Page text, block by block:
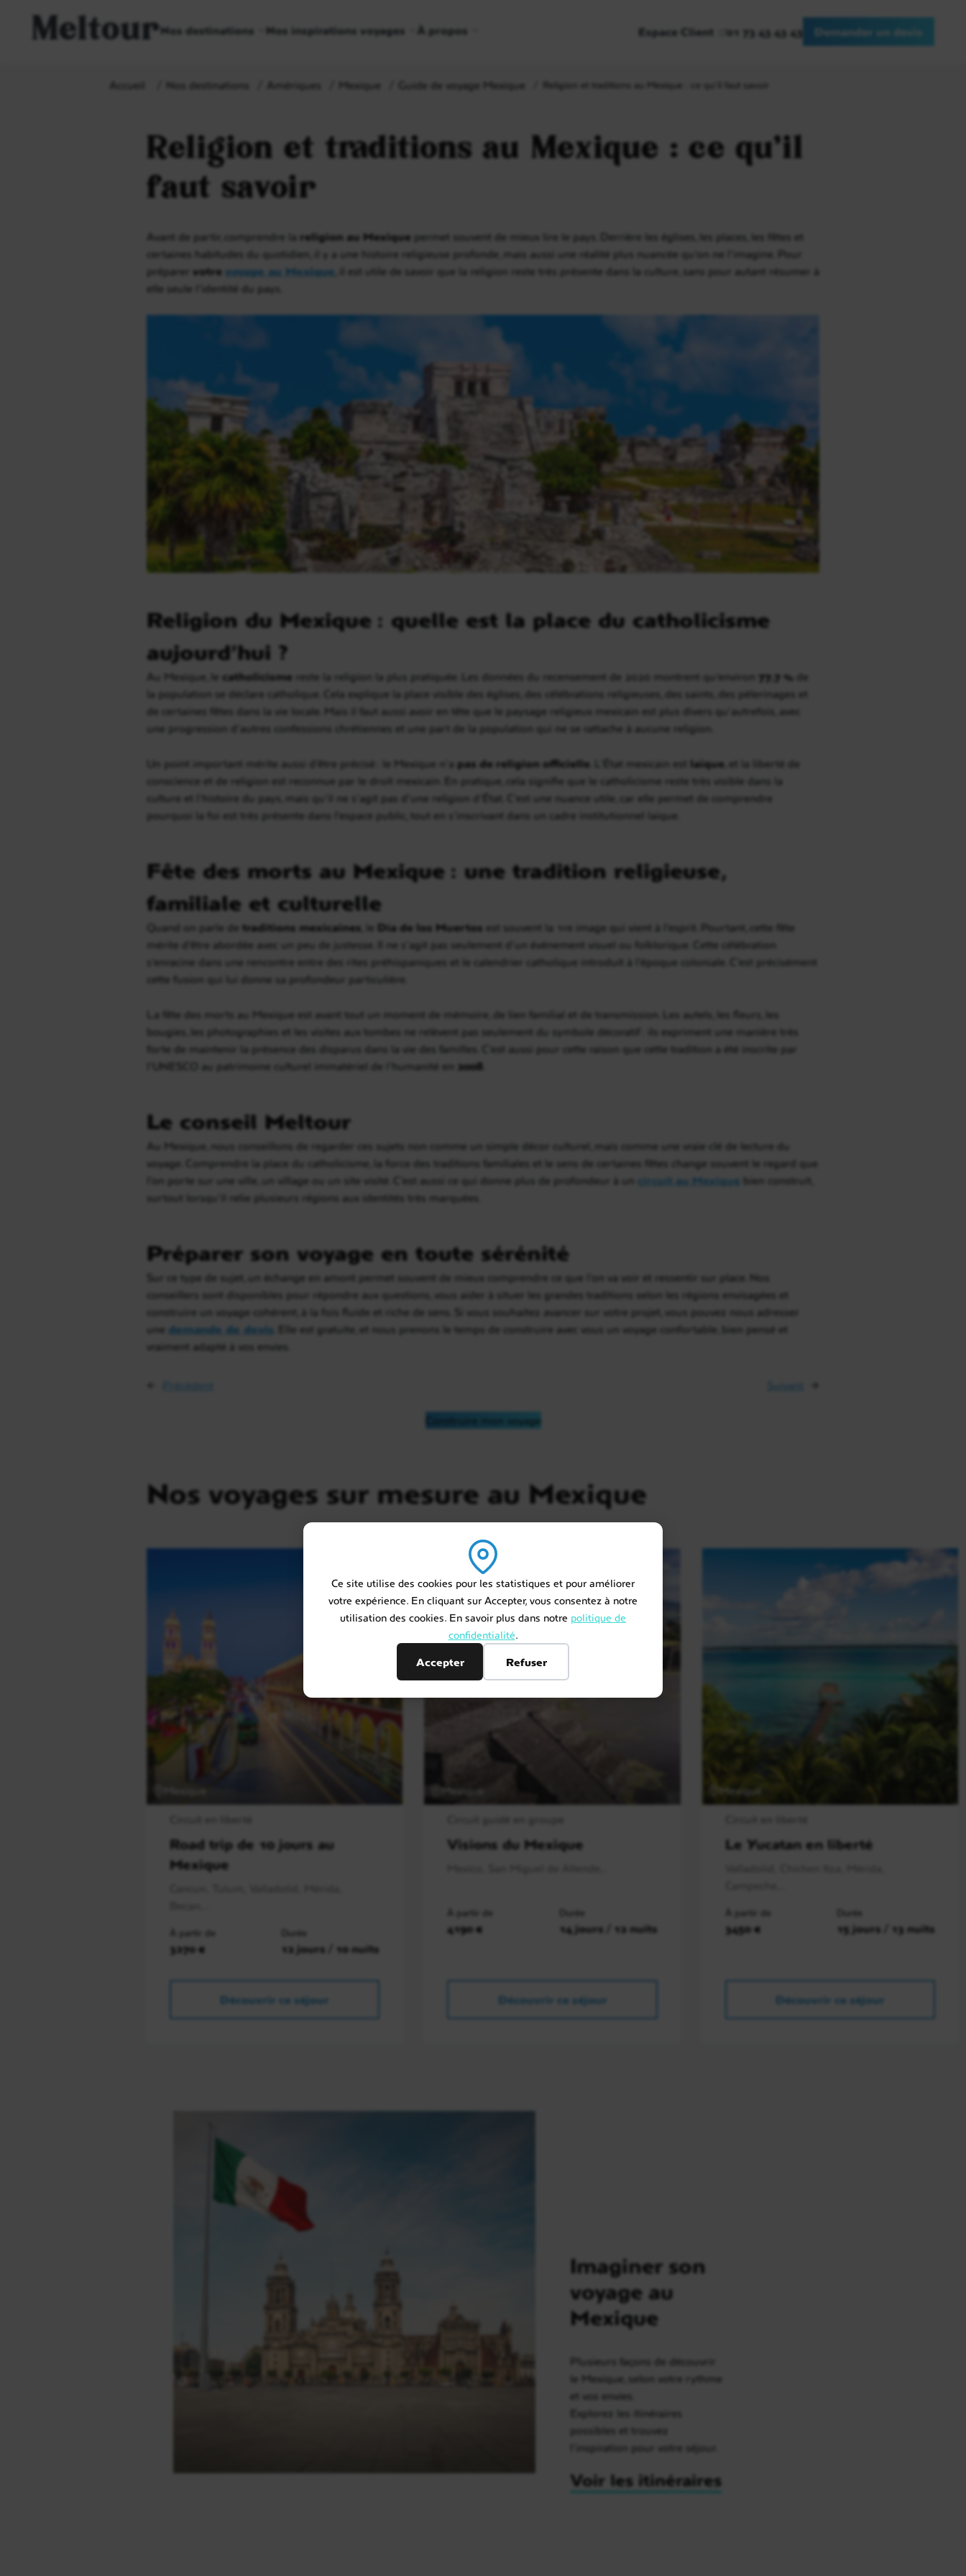
Ce site utilise des cookies pour les statistiques et pour améliorer
votre expérience. En cliquant sur Accepter, vous consentez à notre
utilisation des cookies. En savoir plus dans notre politique de
confidentialité.
Accepter
Refuser
MeltourNos destinations Nos inspirations voyages À propos Espace Client 01 73 43 43 43 Demander un devis
Accueil Nos destinations Amériques Mexique Guide de voyage Mexique Religion et traditions au Mexique : ce qu’il faut savoir
Religion et traditions au Mexique : ce qu’il
faut savoir
Avant de partir, comprendre la religion au Mexique permet souvent de mieux lire le pays. Derrière les églises, les places, les fêtes et
certaines habitudes du quotidien, il y a une histoire religieuse profonde, mais aussi une réalité plus nuancée qu’on ne l’imagine. Pour
préparer votre voyage au Mexique , il est utile de savoir que la religion reste très présente dans la culture, sans pour autant résumer à
elle seule l’identité du pays.
Religion du Mexique : quelle est la place du catholicisme
aujourd’hui ?
Au Mexique, le catholicisme reste la religion la plus pratiquée. Les données du recensement de 2020 montrent qu’environ 77,7 % de
la population se déclare catholique. Cela explique la place visible des églises, des célébrations religieuses, des saints, des pèlerinages et
de certaines fêtes dans la vie locale. Mais il faut aussi avoir en tête que le paysage religieux mexicain est plus divers qu’autrefois, avec
une progression d’autres confessions chrétiennes et une part de la population qui ne se rattache à aucune religion.
Un point important mérite aussi d’être précisé : le Mexique n’a pas de religion officielle . L’État mexicain est laïque , et la liberté de
conscience et de religion est reconnue par le droit mexicain. En pratique, cela signifie que le catholicisme reste très visible dans la
culture et l’histoire du pays, mais qu’il ne s’agit pas d’une religion d’État. C’est une nuance utile, car elle permet de comprendre
pourquoi la foi est très présente dans l’espace public, tout en s’inscrivant dans un cadre institutionnel laïque.
Fête des morts au Mexique : une tradition religieuse,
familiale et culturelle
Quand on parle de traditions mexicaines , le Día de los Muertos est souvent la 1re image qui vient à l’esprit. Pourtant, cette fête
mérite d’être abordée avec un peu de justesse. Il ne s’agit pas seulement d’un événement visuel ou folklorique. Cette célébration
s’enracine dans une rencontre entre des rites préhispaniques et le calendrier catholique introduit à l’époque coloniale. C’est précisément
cette fusion qui lui donne sa profondeur particulière.
La fête des morts au Mexique est avant tout un moment de mémoire, de lien familial et de transmission. Les autels, les fleurs, les
bougies, les photographies et les visites aux tombes ne relèvent pas seulement du symbole décoratif : ils expriment une manière très
forte de maintenir la présence des disparus dans la vie des familles. C’est aussi pour cette raison que cette tradition a été inscrite par
l’UNESCO au patrimoine culturel immatériel de l’humanité en
2008
Le conseil Meltour
Au Mexique, nous conseillons de regarder ces sujets non comme un simple décor culturel, mais comme une vraie clé de lecture du
voyage. Comprendre la place du catholicisme, la force des traditions familiales et le sens de certaines fêtes change souvent le regard que
l’on porte sur une ville, un village ou un site visité. C’est aussi ce qui donne plus de profondeur à un circuit au Mexique bien construit,
surtout lorsqu’il relie plusieurs régions aux identités très marquées.
Préparer son voyage en toute sérénité
Sur ce type de sujet, un échange en amont permet souvent de mieux comprendre ce que l’on va voir et ressentir sur place. Nos
conseillers sont disponibles pour répondre aux questions, vous aider à situer les grandes traditions selon les régions envisagées et
construire un voyage cohérent, à la fois fluide et riche de sens. Si vous souhaitez avancer sur votre projet, vous pouvez nous adresser
une demande de devis . Elle est gratuite, et nous prenons le temps de construire avec vous un voyage confortable, bien pensé et
vraiment adapté à vos envies.
← Suivant →
Construire mon voyage
Nos voyages sur mesure au Mexique
Mexique
Road trip de 10 jours au
Mexique
À partir de
3270 €
Durée
12 jours / 10 nuits
Découvrir ce séjour
Mexique
Visions du Mexique
À partir de
4190 €
Durée
14 jours / 12 nuits
Découvrir ce séjour
Mexique
Le Yucatan en liberté
À partir de
3450 €
Durée
15 jours / 13 nuits
Découvrir ce séjour
Imaginer son
voyage au
Mexique
Plusieurs façons de découvrir
le Mexique, selon votre rythme
et vos envies.
Explorez les itinéraires
possibles et trouvez
l’inspiration pour votre séjour.
Voir les itinéraires